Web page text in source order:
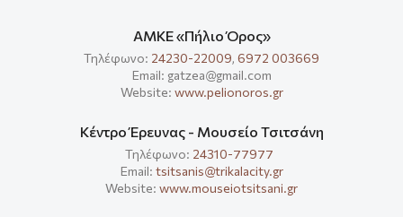
ΑΜΚΕ «Πήλιο Όρος»
Τηλέφωνο: 24230-22009, 6972 003669
Email: gatzea@gmail.com
Website: www.pelionoros.gr
Κέντρο Έρευνας - Μουσείο Τσιτσάνη
Τηλέφωνο: 24310-77977
Email: tsitsanis@trikalacity.gr
Website: www.mouseiotsitsani.gr